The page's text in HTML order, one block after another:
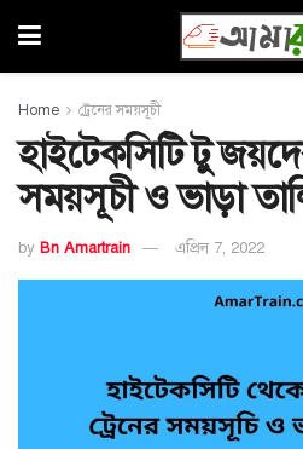
Home ট্রেনের সময়সূচী
হাইটেকসিটি টু
সময়সূচী ও ভাড়া
by Bn Amartrain এপ্রিল 7, 2022